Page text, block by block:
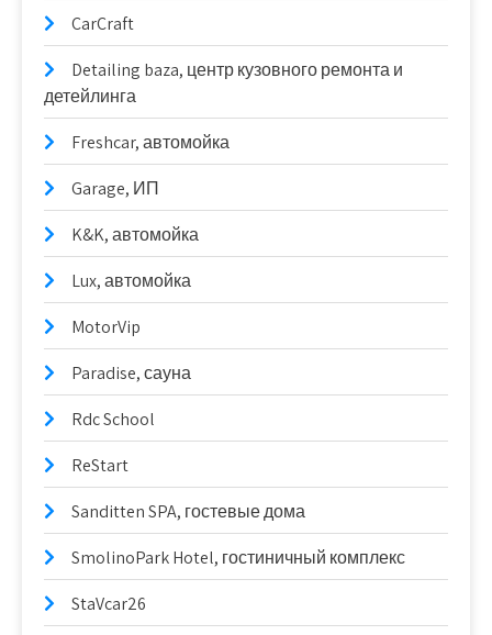
CarCraft
Detailing baza, центр кузовного ремонта и
детейлинга
Freshcar, автомойка
Garage, ИП
K&K, автомойка
Lux, автомойка
MotorVip
Paradise, сауна
Rdc School
ReStart
Sanditten SPA, гостевые дома
SmolinoPark Hotel, гостиничный комплекс
StaVcar26